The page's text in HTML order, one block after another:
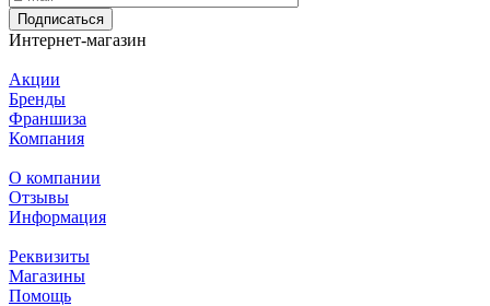
Подписаться
Интернет-магазин
Акции
Бренды
Франшиза
Компания
О компании
Отзывы
Информация
Реквизиты
Магазины
Помощь